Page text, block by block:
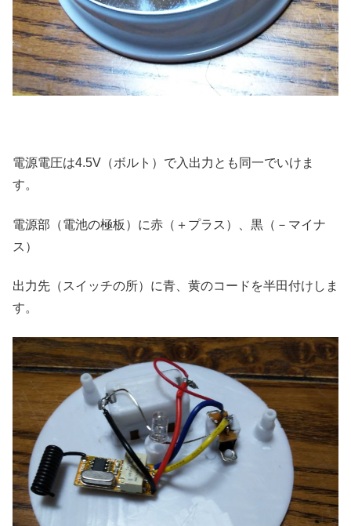
電源電圧は4.5V（ボルト）で入出力とも同一でいけま
す。
電源部（電池の極板）に赤（＋プラス）、黒（－マイナ
ス）
出力先（スイッチの所）に青、黄のコードを半田付けしま
す。